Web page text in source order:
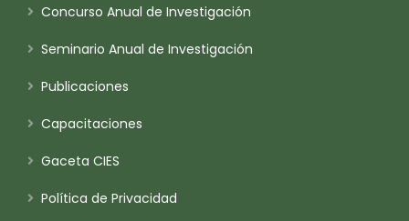
Concurso Anual de Investigación
Seminario Anual de Investigación
Publicaciones
Capacitaciones
Gaceta CIES
Política de Privacidad